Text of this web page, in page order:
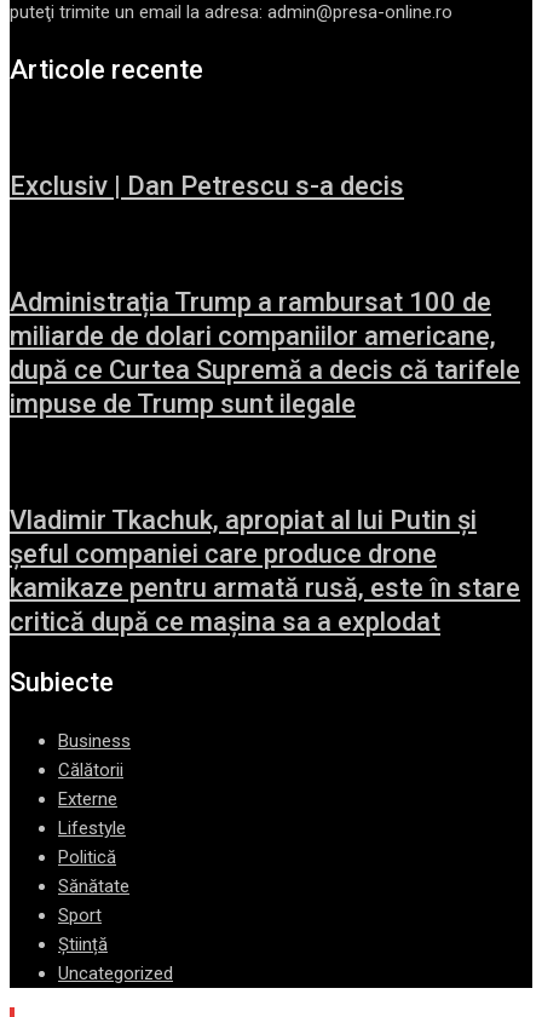
puteţi trimite un email la adresa: admin@presa-online.ro
Articole recente
Exclusiv | Dan Petrescu s-a decis
Administrația Trump a rambursat 100 de
miliarde de dolari companiilor americane,
după ce Curtea Supremă a decis că tarifele
impuse de Trump sunt ilegale
Vladimir Tkachuk, apropiat al lui Putin și
șeful companiei care produce drone
kamikaze pentru armată rusă, este în stare
critică după ce mașina sa a explodat
Subiecte
Business
Călătorii
Externe
Lifestyle
Politică
Sănătate
Sport
Știință
Uncategorized